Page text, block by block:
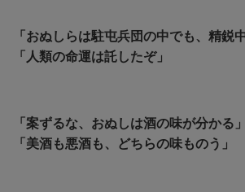
「おぬしらは駐屯兵団の中でも、精鋭
「人類の命運は託したぞ」
「案ずるな、おぬしは酒の味が分かる」
「美酒も悪酒も、どちらの味ものう」